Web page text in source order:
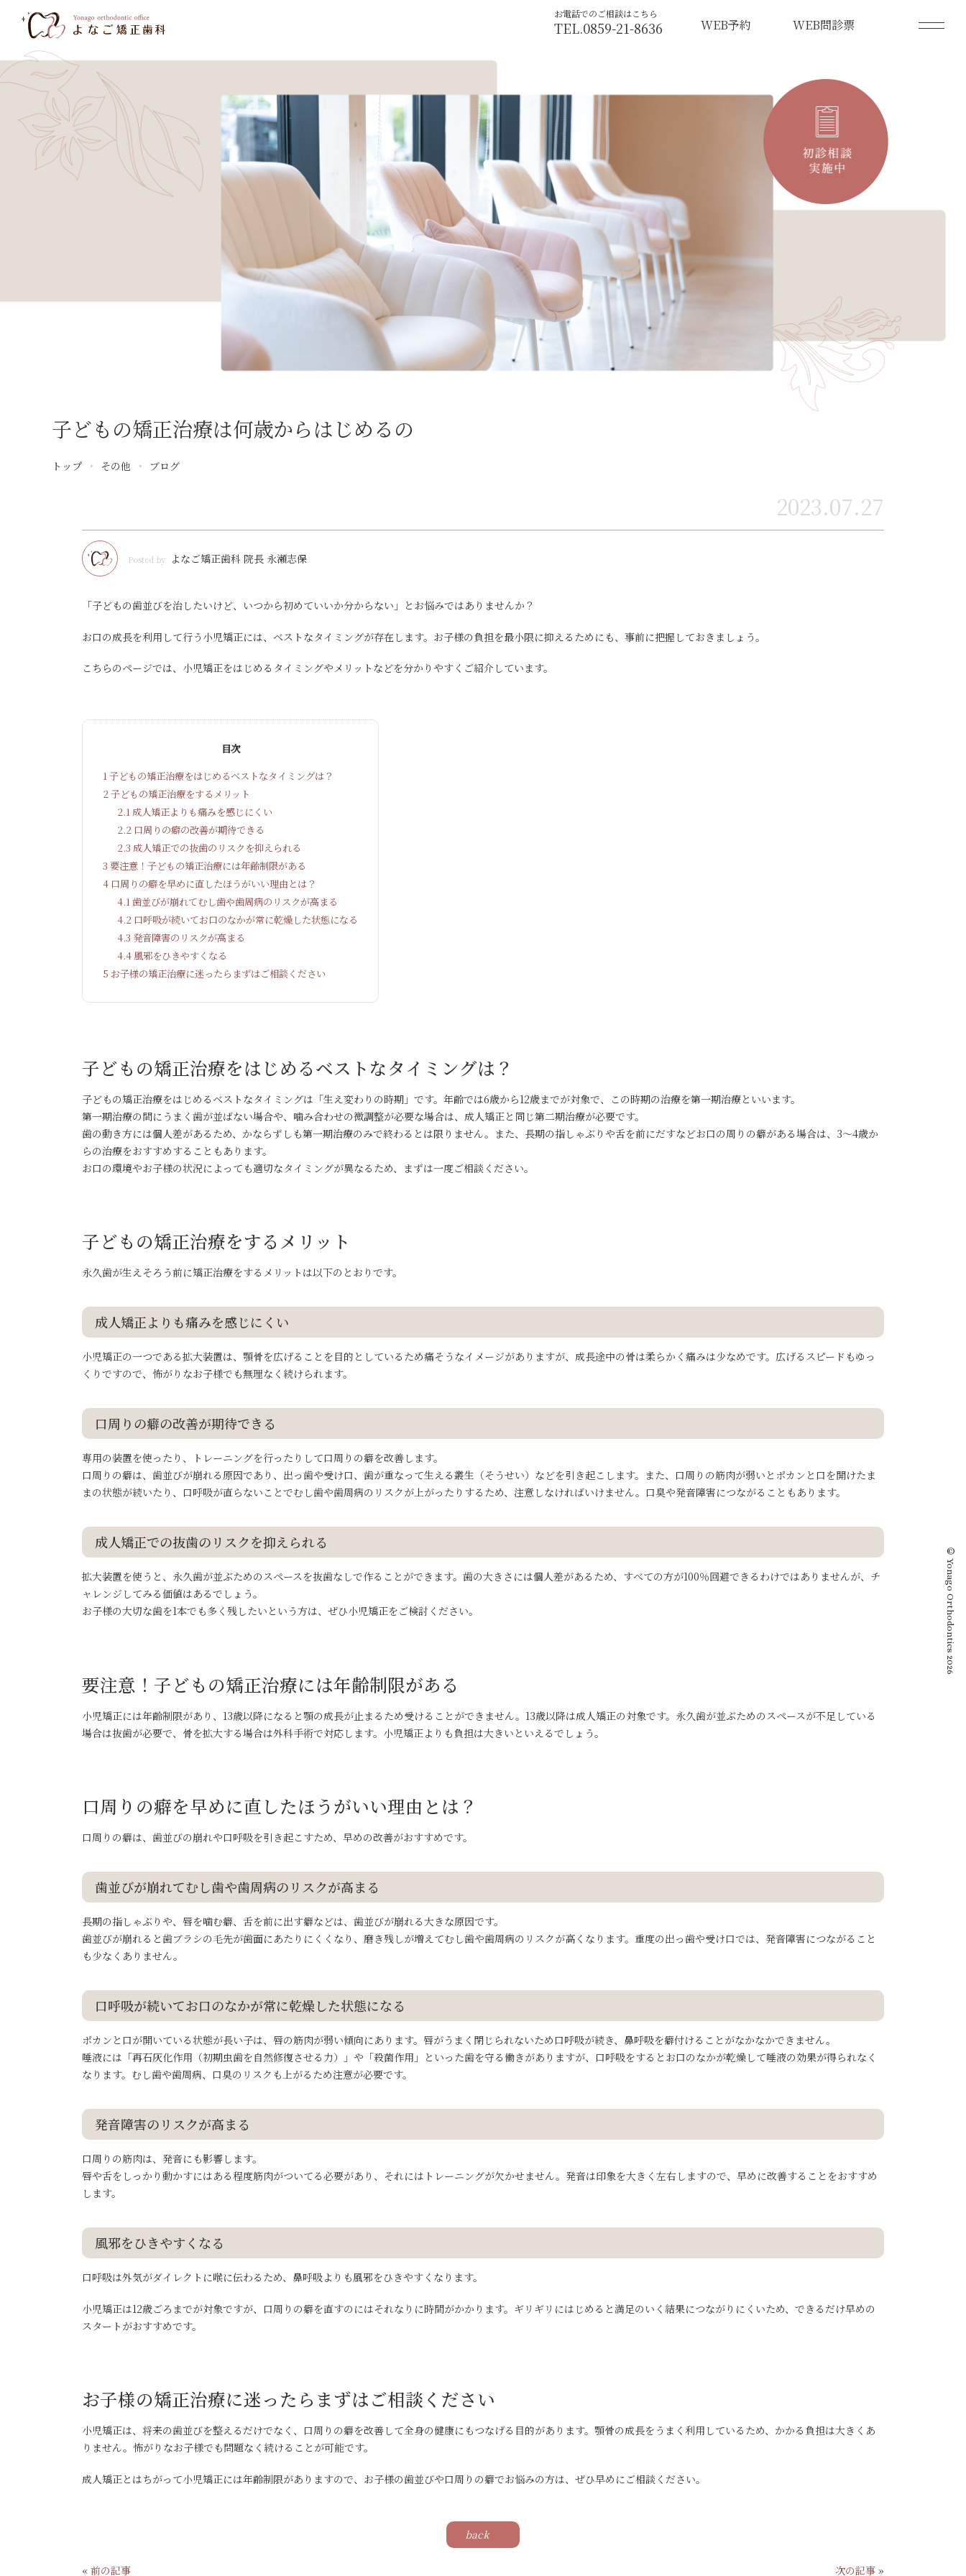
お電話でのご相談はこちら
TEL.0859-21-8636 WEB予約 WEB問診票
子どもの矯正治療は何歳からはじめるの
トップ その他 ブログ
2023.07.27
Posted by よなご矯正歯科 院長 永瀬志保
「子どもの歯並びを治したいけど、いつから初めていいか分からない」とお悩みではありませんか？
お口の成長を利用して行う小児矯正には、ベストなタイミングが存在します。お子様の負担を最小限に抑えるためにも、事前に把握しておきましょう。
こちらのページでは、小児矯正をはじめるタイミングやメリットなどを分かりやすくご紹介しています。
目次
1 子どもの矯正治療をはじめるベストなタイミングは？
2 子どもの矯正治療をするメリット
2.1 成人矯正よりも痛みを感じにくい
2.2 口周りの癖の改善が期待できる
2.3 成人矯正での抜歯のリスクを抑えられる
3 要注意！子どもの矯正治療には年齢制限がある
4 口周りの癖を早めに直したほうがいい理由とは？
4.1 歯並びが崩れてむし歯や歯周病のリスクが高まる
4.2 口呼吸が続いてお口のなかが常に乾燥した状態になる
4.3 発音障害のリスクが高まる
4.4風邪をひきやすくなる
5 お子様の矯正治療に迷ったらまずはご相談ください
子どもの矯正治療をはじめるベストなタイミングは？
子どもの矯正治療をはじめるベストなタイミングは「生え変わりの時期」です。年齢では6歳から12歳までが対象で、この時期の治療を第一期治療といいます。
第一期治療の間にうまく歯が並ばない場合や、噛み合わせの微調整が必要な場合は、成人矯正と同じ第二期治療が必要です。
歯の動き方には個人差があるため、かならずしも第一期治療のみで終わるとは限りません。また、長期の指しゃぶりや舌を前にだすなどお口の周りの癖がある場合は、3～4歳か
らの治療をおすすめすることもあります。
お口の環境やお子様の状況によっても適切なタイミングが異なるため、まずは一度ご相談ください。
子どもの矯正治療をするメリット
永久歯が生えそろう前に矯正治療をするメリットは以下のとおりです。
成人矯正よりも痛みを感じにくい
小児矯正の一つである拡大装置は、顎骨を広げることを目的としているため痛そうなイメージがありますが、成長途中の骨は柔らかく痛みは少なめです。広げるスピードもゆっ
くりですので、怖がりなお子様でも無理なく続けられます。
口周りの癖の改善が期待できる
専用の装置を使ったり、トレーニングを行ったりして口周りの癖を改善します。
口周りの癖は、歯並びが崩れる原因であり、出っ歯や受け口、歯が重なって生える叢生（そうせい）などを引き起こします。また、口周りの筋肉が弱いとポカンと口を開けたま
まの状態が続いたり、口呼吸が直らないことでむし歯や歯周病のリスクが上がったりするため、注意しなければいけません。口臭や発音障害につながることもあります。
成人矯正での抜歯のリスクを抑えられる
拡大装置を使うと、永久歯が並ぶためのスペースを抜歯なしで作ることができます。歯の大きさには個人差があるため、すべての方が100％回避できるわけではありませんが、チ
ャレンジしてみる価値はあるでしょう。
お子様の大切な歯を1本でも多く残したいという方は、ぜひ小児矯正をご検討ください。
要注意！子どもの矯正治療には年齢制限がある
小児矯正には年齢制限があり、13歳以降になると顎の成長が止まるため受けることができません。13歳以降は成人矯正の対象です。永久歯が並ぶためのスペースが不足している
場合は抜歯が必要で、骨を拡大する場合は外科手術で対応します。小児矯正よりも負担は大きいといえるでしょう。
口周りの癖を早めに直したほうがいい理由とは？
口周りの癖は、歯並びの崩れや口呼吸を引き起こすため、早めの改善がおすすめです。
歯並びが崩れてむし歯や歯周病のリスクが高まる
長期の指しゃぶりや、唇を噛む癖、舌を前に出す癖などは、歯並びが崩れる大きな原因です。
歯並びが崩れると歯ブラシの毛先が歯面にあたりにくくなり、磨き残しが増えてむし歯や歯周病のリスクが高くなります。重度の出っ歯や受け口では、発音障害につながること
も少なくありません。
口呼吸が続いてお口のなかが常に乾燥した状態になる
ポカンと口が開いている状態が長い子は、唇の筋肉が弱い傾向にあります。唇がうまく閉じられないため口呼吸が続き、鼻呼吸を癖付けることがなかなかできません。
唾液には「再石灰化作用（初期虫歯を自然修復させる力）」や「殺菌作用」といった歯を守る働きがありますが、口呼吸をするとお口のなかが乾燥して唾液の効果が得られなく
なります。むし歯や歯周病、口臭のリスクも上がるため注意が必要です。
発音障害のリスクが高まる
口周りの筋肉は、発音にも影響します。
唇や舌をしっかり動かすにはある程度筋肉がついてる必要があり、それにはトレーニングが欠かせません。発音は印象を大きく左右しますので、早めに改善することをおすすめ
します。
風邪をひきやすくなる
口呼吸は外気がダイレクトに喉に伝わるため、鼻呼吸よりも風邪をひきやすくなります。
小児矯正は12歳ごろまでが対象ですが、口周りの癖を直すのにはそれなりに時間がかかります。ギリギリにはじめると満足のいく結果につながりにくいため、できるだけ早めの
スタートがおすすめです。
お子様の矯正治療に迷ったらまずはご相談ください
小児矯正は、将来の歯並びを整えるだけでなく、口周りの癖を改善して全身の健康にもつなげる目的があります。顎骨の成長をうまく利用しているため、かかる負担は大きくあ
りません。怖がりなお子様でも問題なく続けることが可能です。
成人矯正とはちがって小児矯正には年齢制限がありますので、お子様の歯並びや口周りの癖でお悩みの方は、ぜひ早めにご相談ください。
back
« 前の記事 次の記事 »
© Yonago Orthodontics 2026